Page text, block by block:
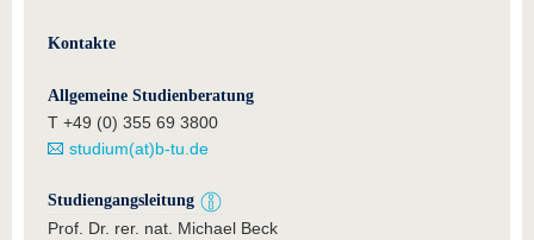
Kontakte
Allgemeine Studienberatung
T +49 (0) 355 69 3800
studium(at)b-tu.de
Studiengangsleitung
Prof. Dr. rer. nat. Michael Beck